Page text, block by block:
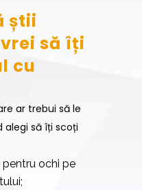
știi
să îți
cu
ar trebui să le
să îți scoți
ochi pe